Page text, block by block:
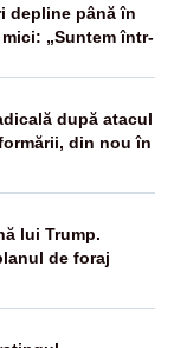
depline până în
„Suntem într-
după atacul
din nou în
lui Trump.
de foraj